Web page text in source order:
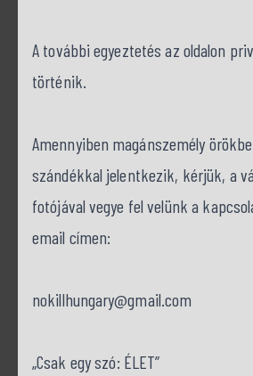
A további egyeztetés az oldalon
történik.
Amennyiben magánszemély
szándékkal jelentkezik, kérjük, a
fotójával vegye fel velünk a
email címen:
nokillhungary@gmail.com
„Csak egy szó: ÉLET”